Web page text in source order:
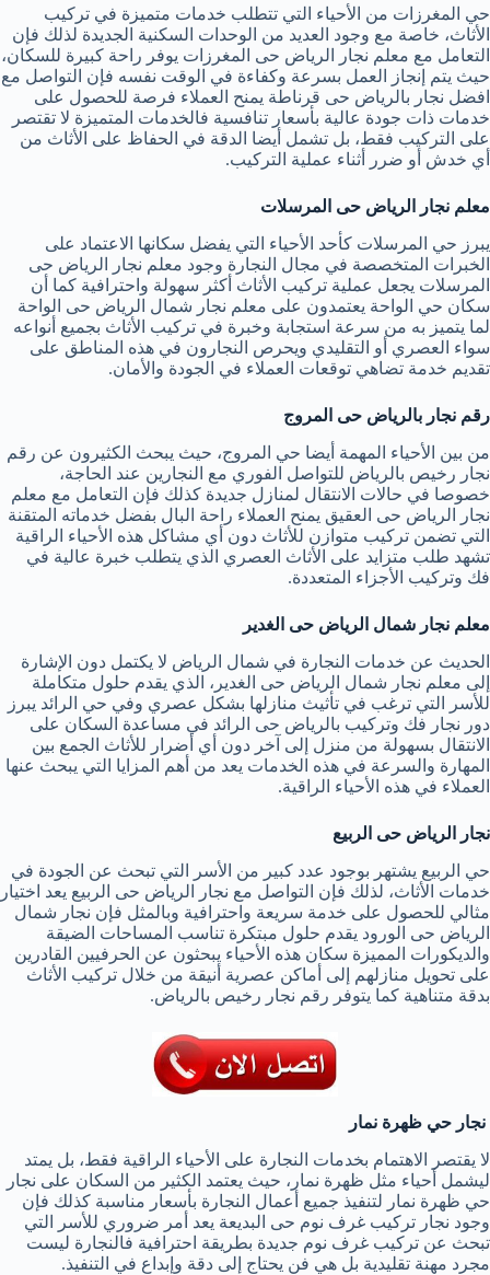
حي المغرزات من الأحياء التي تتطلب خدمات متميزة في تركيب
الأثاث، خاصة مع وجود العديد من الوحدات السكنية الجديدة لذلك فإن
التعامل مع معلم نجار الرياض حى المغرزات يوفر راحة كبيرة للسكان،
حيث يتم إنجاز العمل بسرعة وكفاءة في الوقت نفسه فإن التواصل مع
افضل نجار بالرياض حى قرناطة يمنح العملاء فرصة للحصول على
خدمات ذات جودة عالية بأسعار تنافسية فالخدمات المتميزة لا تقتصر
على التركيب فقط، بل تشمل أيضا الدقة في الحفاظ على الأثاث من
أي خدش أو ضرر أثناء عملية التركيب.
معلم نجار الرياض حى المرسلات
يبرز حي المرسلات كأحد الأحياء التي يفضل سكانها الاعتماد على
الخبرات المتخصصة في مجال النجارة وجود معلم نجار الرياض حى
المرسلات يجعل عملية تركيب الأثاث أكثر سهولة واحترافية كما أن
سكان حي الواحة يعتمدون على معلم نجار شمال الرياض حى الواحة
لما يتميز به من سرعة استجابة وخبرة في تركيب الأثاث بجميع أنواعه
سواء العصري أو التقليدي ويحرص النجارون في هذه المناطق على
تقديم خدمة تضاهي توقعات العملاء في الجودة والأمان.
رقم نجار بالرياض حى المروج
من بين الأحياء المهمة أيضا حي المروج، حيث يبحث الكثيرون عن رقم
نجار رخيص بالرياض للتواصل الفوري مع النجارين عند الحاجة،
خصوصا في حالات الانتقال لمنازل جديدة كذلك فإن التعامل مع معلم
نجار الرياض حى العقيق يمنح العملاء راحة البال بفضل خدماته المتقنة
التي تضمن تركيب متوازن للأثاث دون أي مشاكل هذه الأحياء الراقية
تشهد طلب متزايد على الأثاث العصري الذي يتطلب خبرة عالية في
فك وتركيب الأجزاء المتعددة.
معلم نجار شمال الرياض حى الغدير
الحديث عن خدمات النجارة في شمال الرياض لا يكتمل دون الإشارة
إلى معلم نجار شمال الرياض حى الغدير، الذي يقدم حلول متكاملة
للأسر التي ترغب في تأثيث منازلها بشكل عصري وفي حي الرائد يبرز
دور نجار فك وتركيب بالرياض حى الرائد في مساعدة السكان على
الانتقال بسهولة من منزل إلى آخر دون أي أضرار للأثاث الجمع بين
المهارة والسرعة في هذه الخدمات يعد من أهم المزايا التي يبحث عنها
العملاء في هذه الأحياء الراقية.
نجار الرياض حى الربيع
حي الربيع يشتهر بوجود عدد كبير من الأسر التي تبحث عن الجودة في
خدمات الأثاث، لذلك فإن التواصل مع نجار الرياض حى الربيع يعد اختيار
مثالي للحصول على خدمة سريعة واحترافية وبالمثل فإن نجار شمال
الرياض حى الورود يقدم حلول مبتكرة تناسب المساحات الضيقة
والديكورات المميزة سكان هذه الأحياء يبحثون عن الحرفيين القادرين
على تحويل منازلهم إلى أماكن عصرية أنيقة من خلال تركيب الأثاث
بدقة متناهية كما يتوفر رقم نجار رخيص بالرياض.
نجار حي ظهرة نمار
لا يقتصر الاهتمام بخدمات النجارة على الأحياء الراقية فقط، بل يمتد
ليشمل أحياء مثل ظهرة نمار، حيث يعتمد الكثير من السكان على نجار
حي ظهرة نمار لتنفيذ جميع أعمال النجارة بأسعار مناسبة كذلك فإن
وجود نجار تركيب غرف نوم حى البديعة يعد أمر ضروري للأسر التي
تبحث عن تركيب غرف نوم جديدة بطريقة احترافية فالنجارة ليست
مجرد مهنة تقليدية بل هي فن يحتاج إلى دقة وإبداع في التنفيذ.